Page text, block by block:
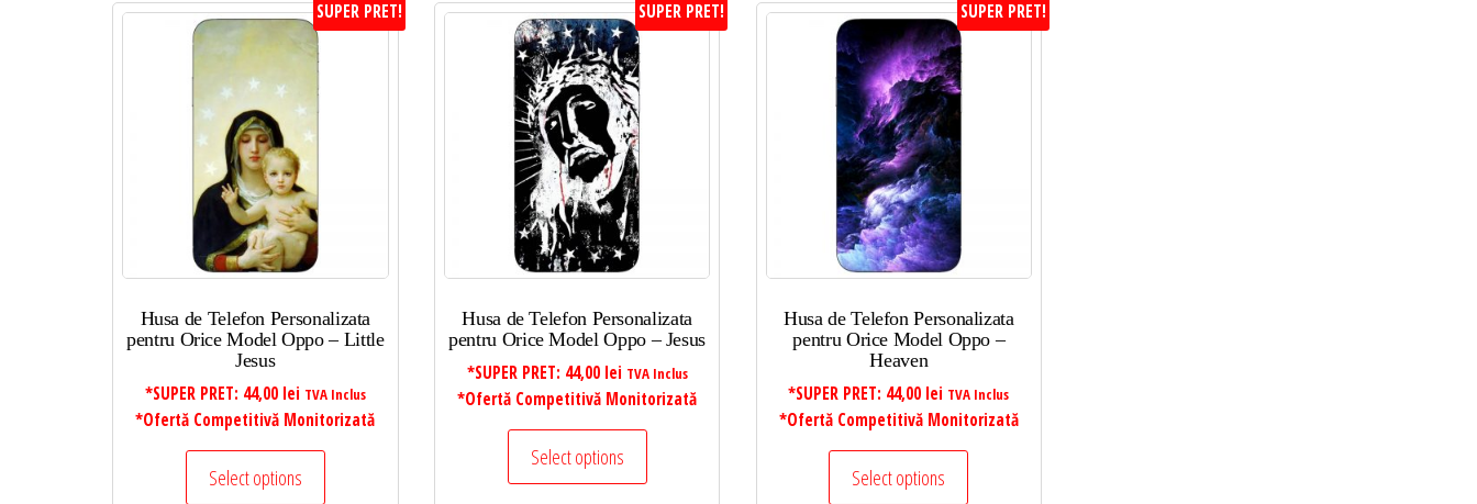
preț:
de
la
mic
la
mare
SUPER PRET!
Husa de Telefon Personalizata
pentru Orice Model Oppo – Little
Jesus
*SUPER PRET: 44,00 lei TVA Inclus
*Ofertă Competitivă Monitorizată
Select options
SUPER PRET!
Husa de Telefon Personalizata
pentru Orice Model Oppo – Jesus
*SUPER PRET: 44,00 lei TVA Inclus
*Ofertă Competitivă Monitorizată
Select options
SUPER PRET!
Husa de Telefon Personalizata
pentru Orice Model Oppo –
Heaven
*SUPER PRET: 44,00 lei TVA Inclus
*Ofertă Competitivă Monitorizată
Select options